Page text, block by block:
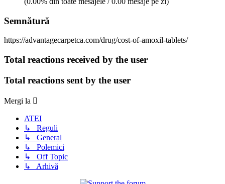
Semnătură
https://advantagecarpetca.com/drug/cost-of-amoxil-tablets/
Total reactions received by the user
Total reactions sent by the user
Mergi la
ATEI
↳ Reguli
↳ General
↳ Polemici
↳ Off Topic
↳ Arhivă